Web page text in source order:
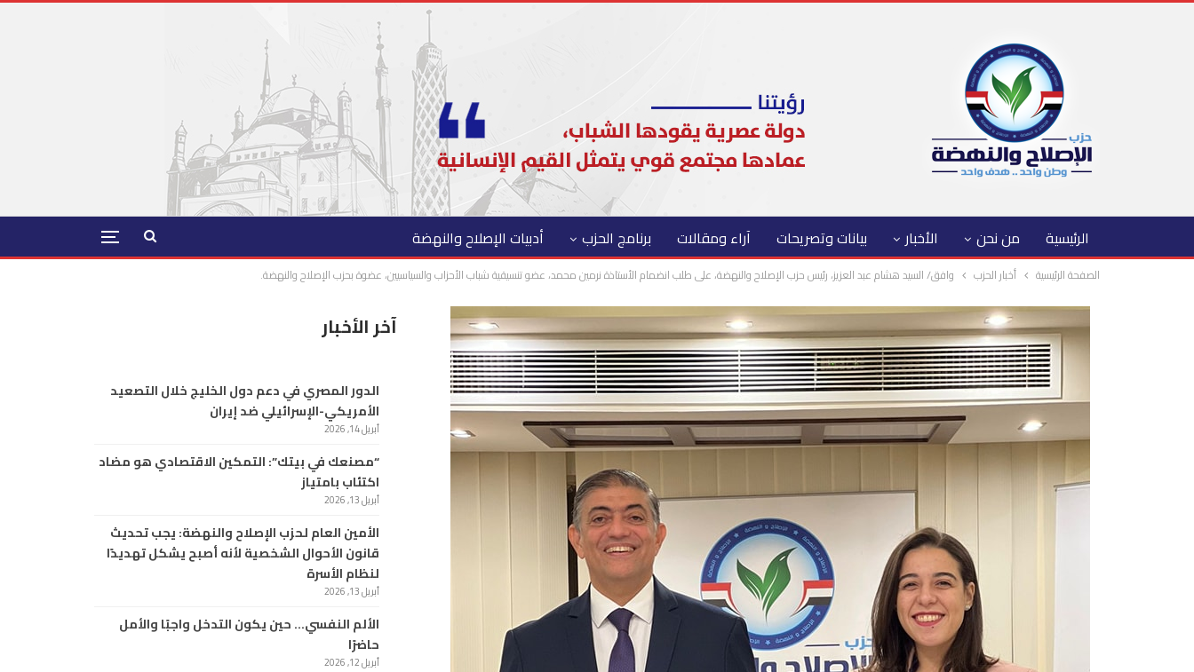
الرئيسية من نحن الأخبار بيانات وتصريحات آراء ومقالات برنامج الحزب أدبيات الإصلاح والنهضة
الصفحة الرئيسية أخبار الحزب وافق/ السيد هشام عبد العزيز، رئيس حزب الإصلاح والنهضة، على طلب انضمام الأستاذة نرمين محمد، عضو تنسيقية شباب الأحزاب والسياسيين، عضوة بحزب الإصلاح والنهضة.
آخر الأخبار
الدور المصري في دعم دول الخليج خلال التصعيد
الأمريكي-الإسرائيلي ضد إيران
أبريل 14, 2026
“مصنعك في بيتك”: التمكين الاقتصادي هو مضاد
اكتئاب بامتياز
أبريل 13, 2026
الأمين العام لحزب الإصلاح والنهضة: يجب تحديث
قانون الأحوال الشخصية لأنه أصبح يشكل تهديدًا
لنظام الأسرة
أبريل 13, 2026
الألم النفسي… حين يكون التدخل واجبًا والأمل
حاضرًا
أبريل 12, 2026